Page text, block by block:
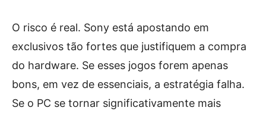
O risco é real. Sony está apostando em
exclusivos tão fortes que justifiquem a compra
do hardware. Se esses jogos forem apenas
bons, em vez de essenciais, a estratégia falha.
Se o PC se tornar significativamente mais